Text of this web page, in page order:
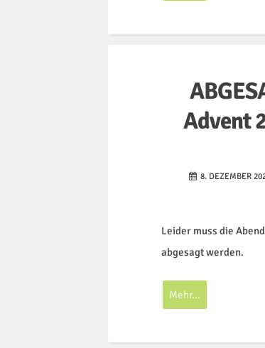
Advent
8. DEZEMBER
Leider muss die
abgesagt werden.
Mehr...